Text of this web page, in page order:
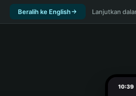
Beralih ke English Lanjutkan